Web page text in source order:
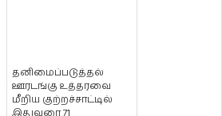
தனிமைப்படுத்தல்
ஊரடங்கு உத்தரவை
மீறிய குற்றச்சாட்டில்